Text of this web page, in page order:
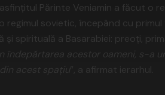
Părinte Veniamin a făcut o
sovietic, începând cu
și spirituală a Basarabiei: preoți,
îndepărtarea acestor oameni, s-a
acest spațiu”, a afirmat ierarhul.